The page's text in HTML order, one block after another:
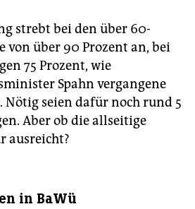
strebt bei den über 60-
von über 90 Prozent an, bei
75 Prozent, wie
Spahn vergangene
Nötig seien dafür noch rund 5
Aber ob die allseitige
ausreicht?
in BaWü